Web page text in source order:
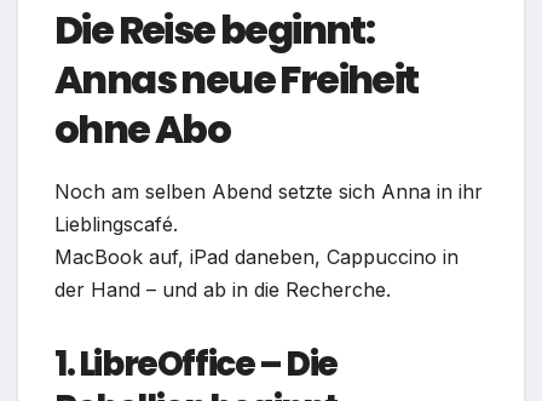
Die Reise beginnt:
Annas neue Freiheit
ohne Abo
Noch am selben Abend setzte sich Anna in ihr
Lieblingscafé.
MacBook auf, iPad daneben, Cappuccino in
der Hand – und ab in die Recherche.
1. LibreOffice – Die